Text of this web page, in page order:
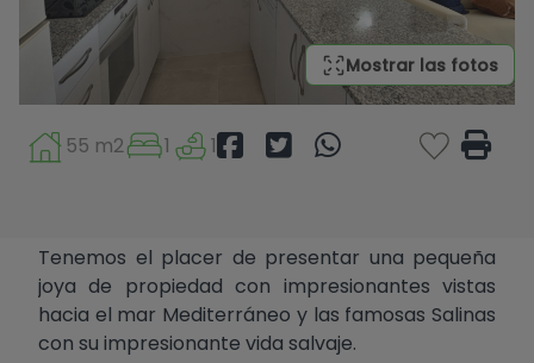
Mostrar las fotos
55 m2 1 1
Tenemos el placer de presentar una pequeña
joya de propiedad con impresionantes vistas
hacia el mar Mediterráneo y las famosas Salinas
con su impresionante vida salvaje.